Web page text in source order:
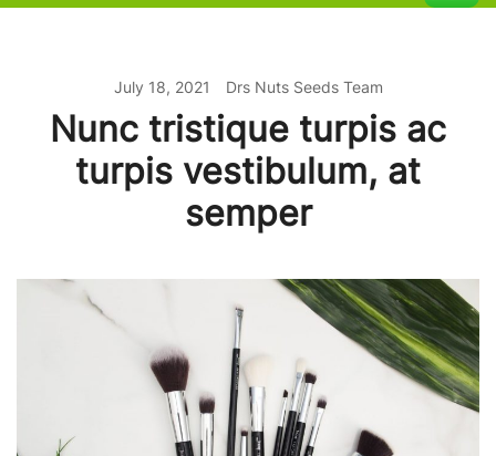
July 18, 2021 Drs Nuts Seeds Team
Nunc tristique turpis ac
turpis vestibulum, at
semper